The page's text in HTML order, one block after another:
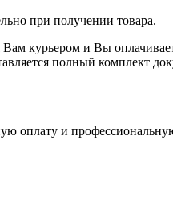
при получении товара.
курьером и Вы
полный комплект
оплату и